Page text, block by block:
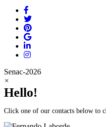
Senac-2026
×
Hello!
Click one of our contacts below to